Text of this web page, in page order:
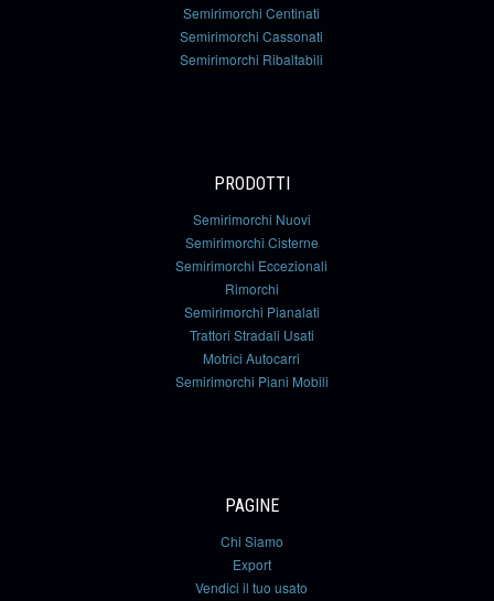
Semirimorchi Centinati
Semirimorchi Cassonati
Semirimorchi Ribaltabili
PRODOTTI
Semirimorchi Nuovi
Semirimorchi Cisterne
Semirimorchi Eccezionali
Rimorchi
Semirimorchi Pianalati
Trattori Stradali Usati
Motrici Autocarri
Semirimorchi Piani Mobili
PAGINE
Chi Siamo
Export
Vendici il tuo usato